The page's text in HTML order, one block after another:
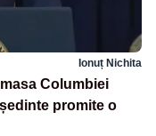
Ionuț Nichita
Columbiei
promite o